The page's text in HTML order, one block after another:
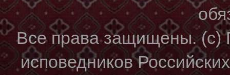
Все права защищены. (с)
исповедников